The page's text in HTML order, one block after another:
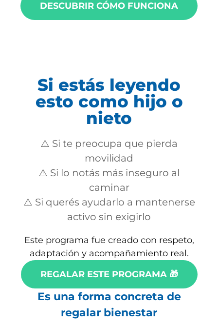
DESCUBRIR CÓMO FUNCIONA
Si estás leyendo
esto como hijo o
nieto
⚠️ Si te preocupa que pierda
movilidad
⚠️ Si lo notás más inseguro al
caminar
⚠️ Si querés ayudarlo a mantenerse
activo sin exigirlo
Este programa fue creado con respeto,
adaptación y acompañamiento real.
REGALAR ESTE PROGRAMA 🎁
Es una forma concreta de
regalar bienestar